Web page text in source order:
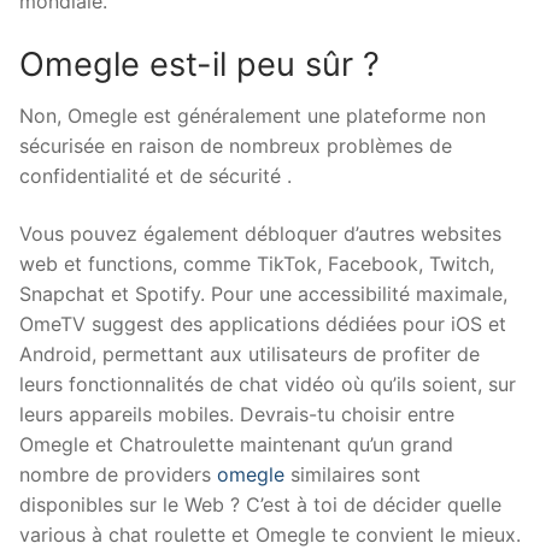
Omegle est-il peu sûr ?
Non, Omegle est généralement une plateforme non
sécurisée en raison de nombreux problèmes de
confidentialité et de sécurité .
Vous pouvez également débloquer d’autres websites
web et functions, comme TikTok, Facebook, Twitch,
Snapchat et Spotify. Pour une accessibilité maximale,
OmeTV suggest des applications dédiées pour iOS et
Android, permettant aux utilisateurs de profiter de
leurs fonctionnalités de chat vidéo où qu’ils soient, sur
leurs appareils mobiles. Devrais-tu choisir entre
Omegle et Chatroulette maintenant qu’un grand
nombre de providers omegle similaires sont
disponibles sur le Web ? C’est à toi de décider quelle
various à chat roulette et Omegle te convient le mieux.